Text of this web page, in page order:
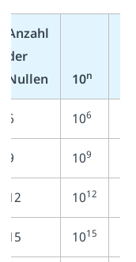
Anzahl
der
Nullen
10n
6 106
9 109
12 1012
15 1015